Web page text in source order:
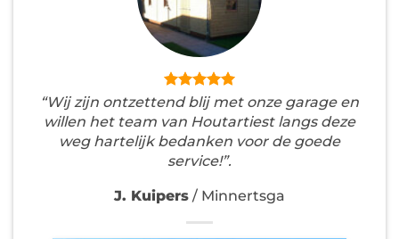
“Wij zijn ontzettend blij met onze garage en
willen het team van Houtartiest langs deze
weg hartelijk bedanken voor de goede
service!”.
J. Kuipers / Minnertsga